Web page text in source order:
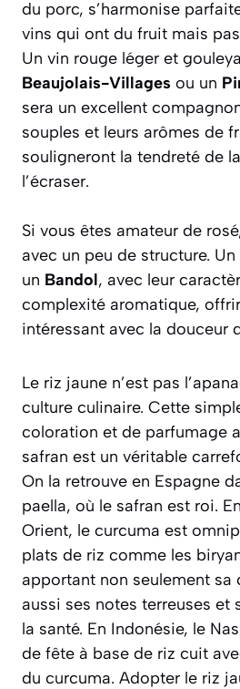
du porc, s’harmonise
vins qui ont du fruit mais
Un vin rouge léger et
Beaujolais-Villages ou un
sera un excellent
souples et leurs arômes de
souligneront la tendreté de
l’écraser.
Si vous êtes amateur de
avec un peu de structure. Un
un Bandol, avec leur
complexité aromatique,
intéressant avec la douceur
Le riz jaune n’est pas
culture culinaire. Cette
coloration et de parfumage
safran est un véritable
On la retrouve en Espagne
paella, où le safran est roi.
Orient, le curcuma est
plats de riz comme les
apportant non seulement sa
aussi ses notes terreuses et
la santé. En Indonésie, le
de fête à base de riz cuit
du curcuma. Adopter le riz